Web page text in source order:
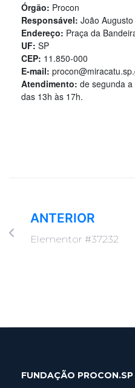
Órgão: Procon
Responsável: João
Endereço: Praça da
UF: SP
CEP: 11.850-000
E-mail:
Atendimento: de segunda
das 13h às 17h.
ANTERIOR
Elementor #37232
FUNDAÇÃO PROCON.SP